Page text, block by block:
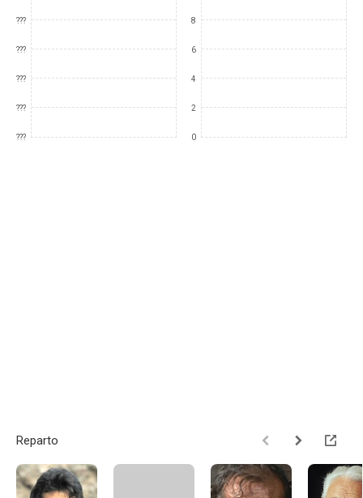
???
???
???
???
???
8
6
4
2
0
Reparto